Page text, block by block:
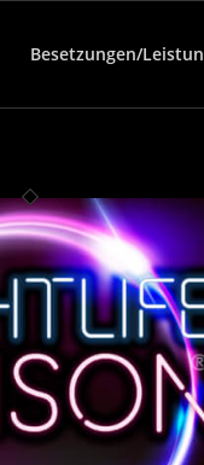
Besetzungen/